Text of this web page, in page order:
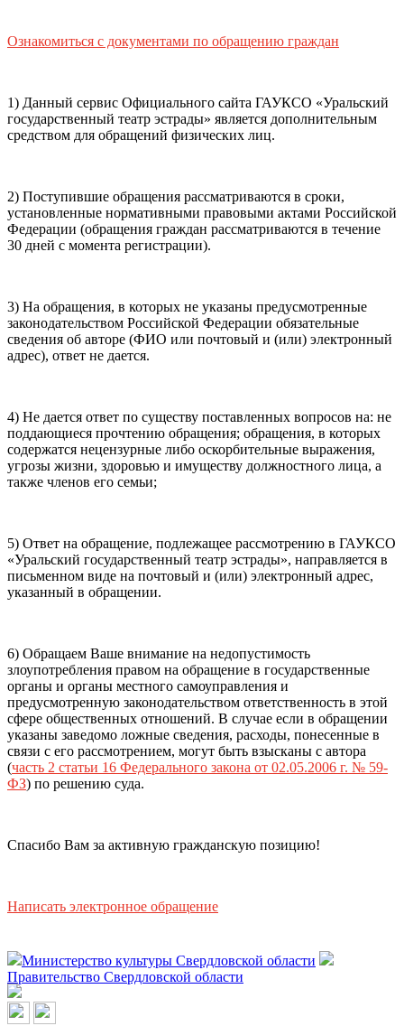
мобильный номер телефона
Способ оплаты
Банковская карта
карта
правила возвратабилетов, а такжеправила посещения
театра.
Я ознакомлен(-а) сПолитикой ГАУКСО
«УГТЭ» в отношении обработки персональных данных
(политикой конфиденциальности)
своё согласие на обработку своих персональных данных
покупаю билет(-ы) для лиц, соответсвующих возрастной
категории мероприятия.
Подтвердить
Ознакомиться с документами по обращению граждан
1) Данный сервис Официального сайта ГАУКСО «Уральский
государственный театр эстрады» является дополнительным
средством для обращений физических лиц.
2) Поступившие обращения рассматриваются в сроки,
установленные нормативными правовыми актами Российской
Федерации (обращения граждан рассматриваются в течение
30 дней с момента регистрации).
3) На обращения, в которых не указаны предусмотренные
законодательством Российской Федерации обязательные
сведения об авторе (ФИО или почтовый и (или) электронный
адрес), ответ не дается.
4) Не дается ответ по существу поставленных вопросов на: не
поддающиеся прочтению обращения; обращения, в которых
содержатся нецензурные либо оскорбительные выражения,
угрозы жизни, здоровью и имуществу должностного лица, а
также членов его семьи;
5) Ответ на обращение, подлежащее рассмотрению в ГАУКСО
«Уральский государственный театр эстрады», направляется в
письменном виде на почтовый и (или) электронный адрес,
указанный в обращении.
6) Обращаем Ваше внимание на недопустимость
злоупотребления правом на обращение в государственные
органы и органы местного самоуправления и
предусмотренную законодательством ответственность в этой
сфере общественных отношений. В случае если в обращении
указаны заведомо ложные сведения, расходы, понесенные в
связи с его рассмотрением, могут быть взысканы с автора
(часть 2 статьи 16 Федерального закона от 02.05.2006 г. № 59-
ФЗ) по решению суда.
Спасибо Вам за активную гражданскую позицию!
Написать электронное обращение
Министерство культуры Свердловской области
Правительство Свердловской области